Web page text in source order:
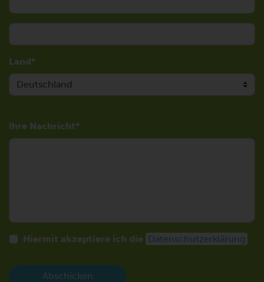
Land
Ihre Nachricht
Hiermit akzeptiere ich die Datenschutzerklärung
Abschicken